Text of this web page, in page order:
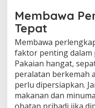
Membawa
Tepat
Membawa
faktor penting dalam
Pakaian hangat,
peralatan berkemah
perlu dipersiapkan.
makanan dan